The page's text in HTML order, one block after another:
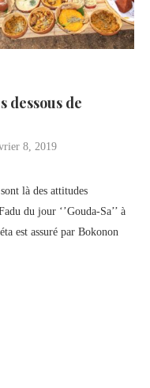
dessous de
8, 2019
là des attitudes
du jour ‘’Gouda-Sa’’ à
est assuré par Bokonon